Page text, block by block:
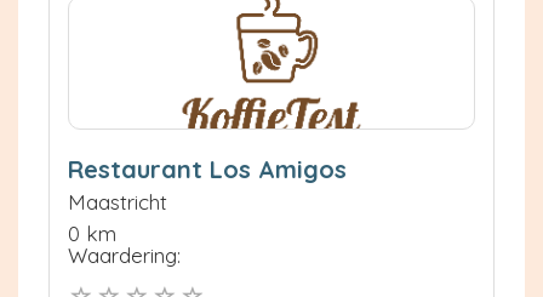
Restaurant Los Amigos
Maastricht
0 km
Waardering: